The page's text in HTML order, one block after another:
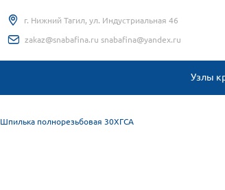
г. Нижний Тагил, ул. Индустриальная 46
zakaz@snabafina.ru snabafina@yandex.ru
Узлы
Шпилька полнорезьбовая 30ХГСА